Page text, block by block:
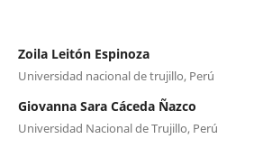
Zoila Leitón Espinoza
Universidad nacional de trujillo, Perú
Giovanna Sara Cáceda Ñazco
Universidad Nacional de Trujillo, Perú